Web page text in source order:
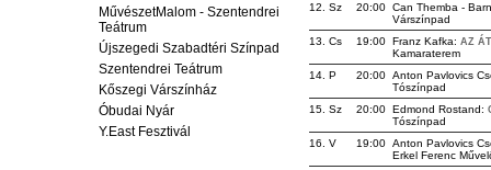
MűvészetMalom - Szentendrei
Teátrum
Újszegedi Szabadtéri Színpad
Szentendrei Teátrum
Kőszegi Várszínház
Óbudai Nyár
Y.East Fesztivál
12. Sz
20:00 Can Themba -
Várszínpad
13. Cs
19:00 Franz Kafka: AZ
Kamaraterem
14. P
20:00 Anton Pavlovics
Tószínpad
15. Sz
20:00 Edmond Rostand:
Tószínpad
16. V
19:00 Anton Pavlovics
Erkel Ferenc